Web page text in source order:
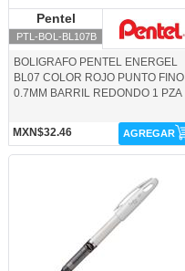
Pentel
PTL-BOL-BL107B
BOLIGRAFO PENTEL ENERGEL
BL07 COLOR ROJO PUNTO FINO
0.7MM BARRIL REDONDO 1 PZA
MXN$32.46 AGREGAR